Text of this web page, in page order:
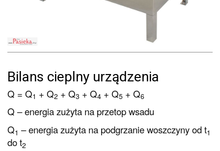
Bilans cieplny urządzenia
Q = Q1 + Q2 + Q3 + Q4 + Q5 + Q6
Q – energia zużyta na przetop wsadu
Q1 – energia zużyta na podgrzanie woszczyny od t1
do t2